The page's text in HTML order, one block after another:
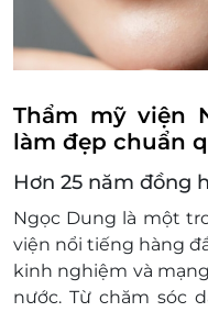
Thẩm mỹ viện
làm đẹp chuẩn
Hơn 25 năm đồng
Ngọc Dung là một
viện nổi tiếng hàng
kinh nghiệm và
nước. Từ chăm sóc